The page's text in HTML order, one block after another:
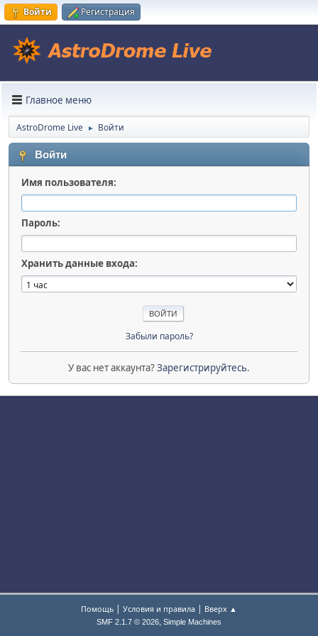
Войти Регистрация
Главное меню
AstroDrome Live ► Войти
Войти
Имя пользователя:
Пароль:
Хранить данные входа:
Забыли пароль?
У вас нет аккаунта?Зарегистрируйтесь.
Помощь | Условия и правила | Вверх ▲
SMF 2.1.7 © 2026, Simple Machines